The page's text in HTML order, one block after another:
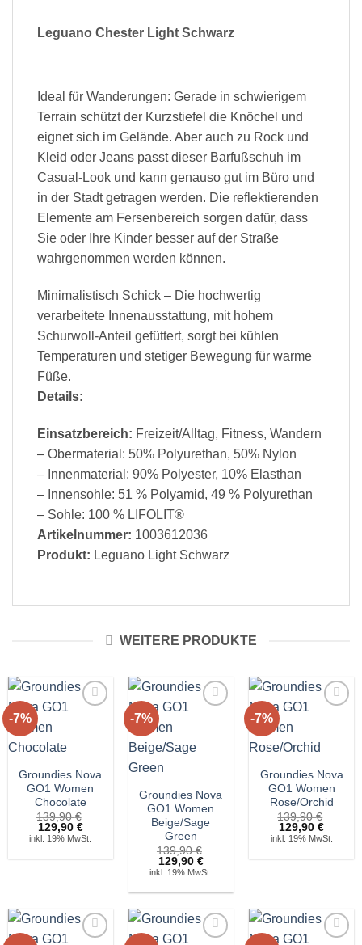
Leguano Chester Light Schwarz
Ideal für Wanderungen: Gerade in schwierigem
Terrain schützt der Kurzstiefel die Knöchel und
eignet sich im Gelände. Aber auch zu Rock und
Kleid oder Jeans passt dieser Barfußschuh im
Casual-Look und kann genauso gut im Büro und
in der Stadt getragen werden. Die reflektierenden
Elemente am Fersenbereich sorgen dafür, dass
Sie oder Ihre Kinder besser auf der Straße
wahrgenommen werden können.
Minimalistisch Schick – Die hochwertig
verarbeitete Innenausstattung, mit hohem
Schurwoll-Anteil gefüttert, sorgt bei kühlen
Temperaturen und stetiger Bewegung für warme
Füße.
Details:
Einsatzbereich: Freizeit/Alltag, Fitness, Wandern
– Obermaterial: 50% Polyurethan, 50% Nylon
– Innenmaterial: 90% Polyester, 10% Elasthan
– Innensohle: 51 % Polyamid, 49 % Polyurethan
– Sohle: 100 % LIFOLIT®
Artikelnummer: 1003612036
Produkt: Leguano Light Schwarz
WEITERE PRODUKTE
-7%
Wunschliste!
Groundies Nova
GO1 Women
Chocolate
139,90€
Ursprünglicher
Preis
139,90 €
129,90 €Aktueller
Preis
129,90 €.
inkl. 19% MwSt.
-7%
Wunschliste!
Groundies Nova
GO1 Women
Beige/Sage
Green
139,90€
Ursprünglicher
Preis
139,90 €
129,90 €Aktueller
Preis
129,90 €.
inkl. 19% MwSt.
-7%
Wunschliste!
Groundies Nova
GO1 Women
Rose/Orchid
139,90€
Ursprünglicher
Preis
139,90 €
129,90€
Preis
129,90
inkl. 19% MwSt.